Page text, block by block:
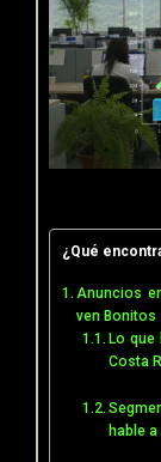
¿Qué
Anuncios
ven Bonitos
Lo
Costa
hable